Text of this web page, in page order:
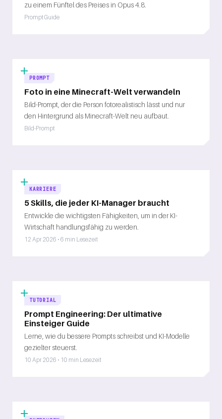
zu einem Fünftel des Preises in Opus 4.8.
Prompt Guide
PROMPT
Foto in eine Minecraft-Welt verwandeln
Bild-Prompt, der die Person fotorealistisch lässt und nur
den Hintergrund als Minecraft-Welt neu aufbaut.
Bild-Prompt
KARRIERE
5 Skills, die jeder KI-Manager braucht
Entwickle die wichtigsten Fähigkeiten, um in der KI-
Wirtschaft handlungsfähig zu werden.
12 Apr 2026 • 6 min Lesezeit
TUTORIAL
Prompt Engineering: Der ultimative
Einsteiger Guide
Lerne, wie du bessere Prompts schreibst und KI-Modelle
gezielter steuerst.
10 Apr 2026 • 10 min Lesezeit